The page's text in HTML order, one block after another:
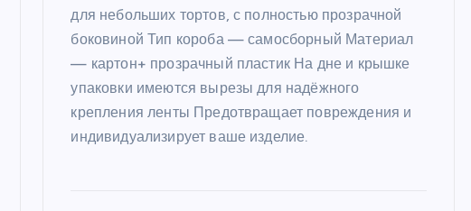
для небольших тортов, с полностью прозрачной
боковиной Тип короба — самосборный Материал
— картон+ прозрачный пластик На дне и крышке
упаковки имеются вырезы для надёжного
крепления ленты Предотвращает повреждения и
индивидуализирует ваше изделие.